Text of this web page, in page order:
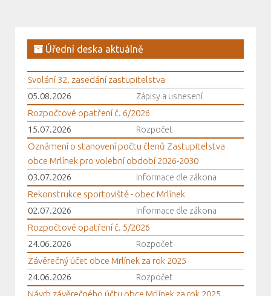
Úřední deska aktuálně
Svolání 32. zasedání zastupitelstva
05.08.2026
Zápisy a usnesení
Rozpočtové opatření č. 6/2026
15.07.2026
Rozpočet
Oznámení o stanovení počtu členů Zastupitelstva
obce Mrlínek pro volební období 2026-2030
03.07.2026
Informace dle zákona
Rekonstrukce sportoviště - obec Mrlínek
02.07.2026
Informace dle zákona
Rozpočtové opatření č. 5/2026
24.06.2026
Rozpočet
Závěrečný účet obce Mrlínek za rok 2025
24.06.2026
Rozpočet
Návrh závěrečného účtu obce Mrlínek za rok 2025